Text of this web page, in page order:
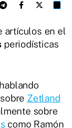
artículos en el
periodísticas
Zetland
sobre
como Ramón